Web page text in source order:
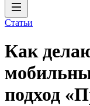
Статьи
Как
подход